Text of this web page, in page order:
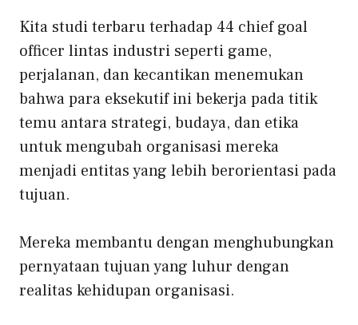
Kita studi terbaru terhadap 44 chief goal
officer lintas industri seperti game,
perjalanan, dan kecantikan menemukan
bahwa para eksekutif ini bekerja pada titik
temu antara strategi, budaya, dan etika
untuk mengubah organisasi mereka
menjadi entitas yang lebih berorientasi pada
tujuan.
Mereka membantu dengan menghubungkan
pernyataan tujuan yang luhur dengan
realitas kehidupan organisasi.